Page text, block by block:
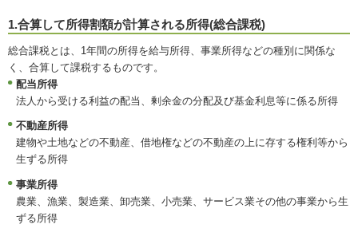
1.合算して所得割額が計算される所得(総合課税)
総合課税とは、1年間の所得を給与所得、事業所得などの種別に関係な
く、合算して課税するものです。
配当所得
法人から受ける利益の配当、剰余金の分配及び基金利息等に係る所得
不動産所得
建物や土地などの不動産、借地権などの不動産の上に存する権利等から
生ずる所得
事業所得
農業、漁業、製造業、卸売業、小売業、サービス業その他の事業から生
ずる所得